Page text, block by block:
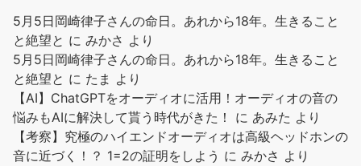
5月5日岡崎律子さんの命日。あれから18年。生きること
と絶望と に みかさ より
5月5日岡崎律子さんの命日。あれから18年。生きること
と絶望と に たま より
【AI】ChatGPTをオーディオに活用！オーディオの音の
悩みもAIに解決して貰う時代がきた！
に あみた より
【考察】究極のハイエンドオーディオは高級ヘッドホンの
音に近づく！？ 1=2の証明をしよう に みかさ より